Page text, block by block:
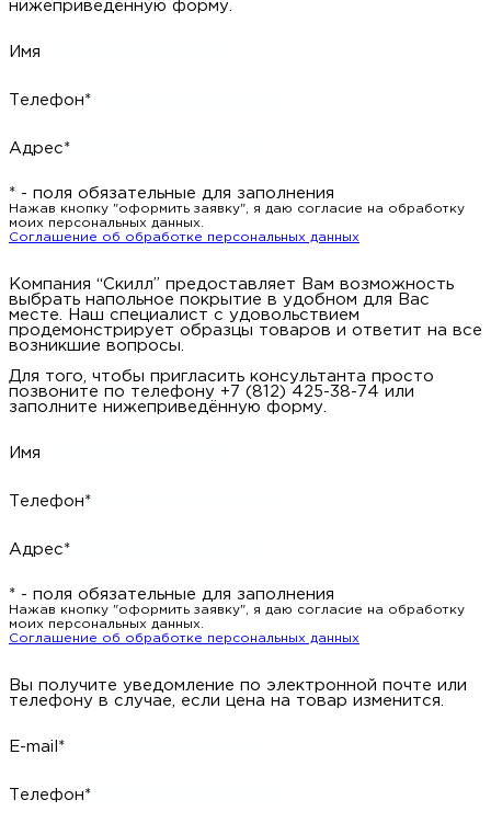
нижеприведённую форму.
Имя
Телефон*
Адрес*
* - поля обязательные для заполнения
Нажав кнопку "оформить заявку", я даю согласие на обработку
моих персональных данных.
Соглашение об обработке персональных данных
Компания “Скилл” предоставляет Вам возможность
выбрать напольное покрытие в удобном для Вас
месте. Наш специалист с удовольствием
продемонстрирует образцы товаров и ответит на все
возникшие вопросы.
Для того, чтобы пригласить консультанта просто
позвоните по телефону +7 (812) 425-38-74 или
заполните нижеприведённую форму.
Имя
Телефон*
Адрес*
* - поля обязательные для заполнения
Нажав кнопку "оформить заявку", я даю согласие на обработку
моих персональных данных.
Соглашение об обработке персональных данных
Вы получите уведомление по электронной почте или
телефону в случае, если цена на товар изменится.
E-mail*
Телефон*